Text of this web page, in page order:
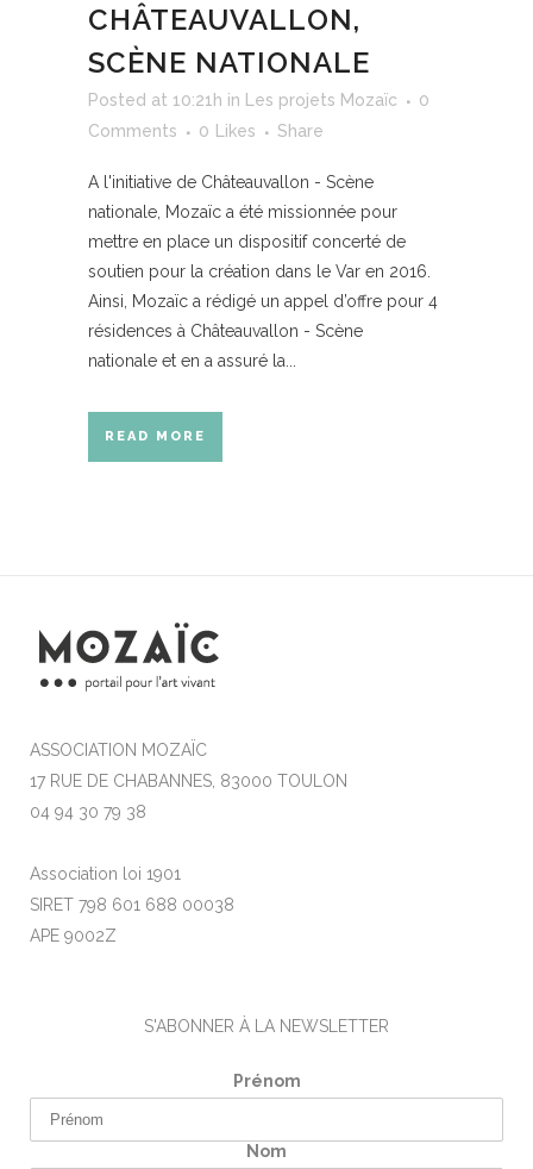
CHÂTEAUVALLON,
SCÈNE NATIONALE
Posted at 10:21h in Les projets Mozaïc
0
Comments
0 Likes Share
A l'initiative de Châteauvallon - Scène
nationale, Mozaïc a été missionnée pour
mettre en place un dispositif concerté de
soutien pour la création dans le Var en 2016.
Ainsi, Mozaïc a rédigé un appel d’offre pour 4
résidences à Châteauvallon - Scène
nationale et en a assuré la...
READ MORE
ASSOCIATION MOZAÏC
17 RUE DE CHABANNES, 83000 TOULON
04 94 30 79 38
Association loi 1901
SIRET 798 601 688 00038
APE 9002Z
S'ABONNER À LA NEWSLETTER
Prénom
Nom